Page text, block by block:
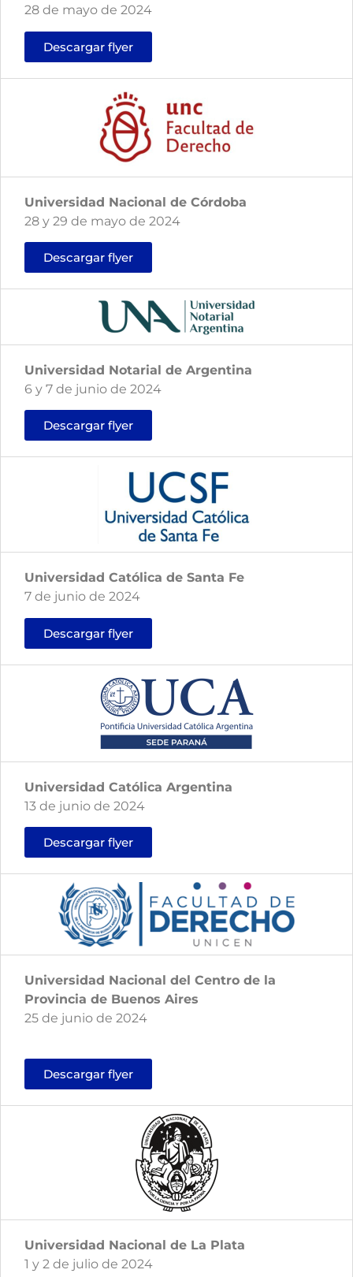
28 de mayo de 2024
Descargar flyer
Universidad Nacional de Córdoba
28 y 29 de mayo de 2024
Descargar flyer
Universidad Notarial de Argentina
6 y 7 de junio de 2024
Descargar flyer
Universidad Católica de Santa Fe
7 de junio de 2024
Descargar flyer
Universidad Católica Argentina
13 de junio de 2024
Descargar flyer
Universidad Nacional del Centro de la
Provincia de Buenos Aires
25 de junio de 2024
Descargar flyer
Universidad Nacional de La Plata
1 y 2 de julio de 2024